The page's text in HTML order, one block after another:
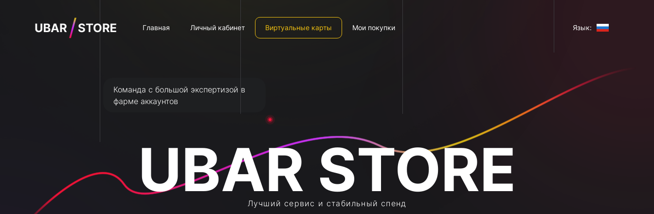
Главная Личный кабинет Виртуальные карты Мои покупки Язык:
Команда с большой экспертизой в
фарме аккаунтов
Лучший сервис и стабильный спенд